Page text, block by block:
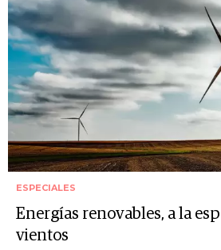
ESPECIALES
Energías renovables, a la
vientos